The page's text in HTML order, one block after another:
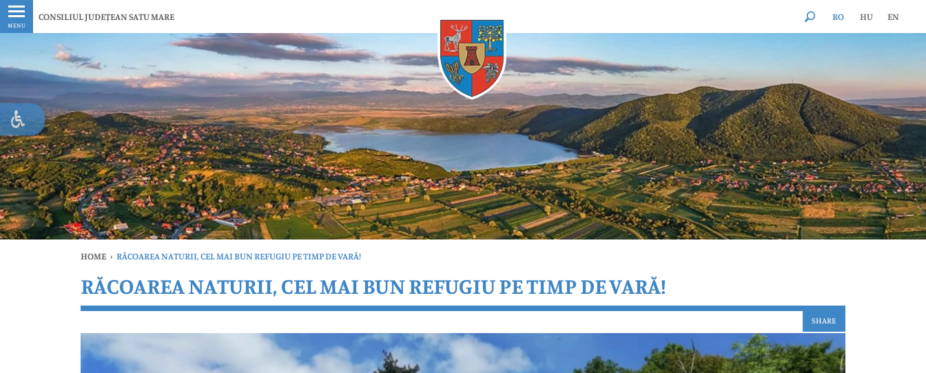
MENU
CONSILIUL JUDEȚEAN SATU MARE RO HU EN
HOME › RĂCOAREA NATURII, CEL MAI BUN REFUGIU PE TIMP DE VARĂ!
RĂCOAREA NATURII, CEL MAI BUN REFUGIU PE TIMP DE VARĂ!
SHARE